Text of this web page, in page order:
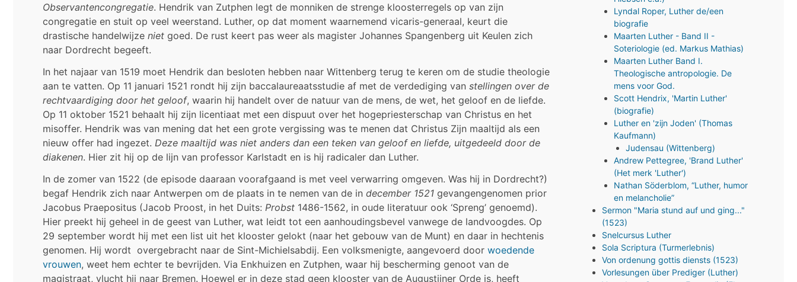
Observantencongregatie. Hendrik van Zutphen legt de monniken de strenge kloosterregels op van zijn
congregatie en stuit op veel weerstand. Luther, op dat moment waarnemend vicaris-generaal, keurt die
drastische handelwijze niet goed. De rust keert pas weer als magister Johannes Spangenberg uit Keulen zich
naar Dordrecht begeeft.
In het najaar van 1519 moet Hendrik dan besloten hebben naar Wittenberg terug te keren om de studie theologie
aan te vatten. Op 11 januari 1521 rondt hij zijn baccalaureaatsstudie af met de verdediging van stellingen over de
rechtvaardiging door het geloof, waarin hij handelt over de natuur van de mens, de wet, het geloof en de liefde.
Op 11 oktober 1521 behaalt hij zijn licentiaat met een dispuut over het hogepriesterschap van Christus en het
misoffer. Hendrik was van mening dat het een grote vergissing was te menen dat Christus Zijn maaltijd als een
nieuw offer had ingezet. Deze maaltijd was niet anders dan een teken van geloof en liefde, uitgedeeld door de
diakenen. Hier zit hij op de lijn van professor Karlstadt en is hij radicaler dan Luther.
In de zomer van 1522 (de episode daaraan voorafgaand is met veel verwarring omgeven. Was hij in Dordrecht?)
begaf Hendrik zich naar Antwerpen om de plaats in te nemen van de in december 1521 gevangengenomen prior
Jacobus Praepositus (Jacob Proost, in het Duits: Probst 1486-1562, in oude literatuur ook ‘Spreng’ genoemd).
Hier preekt hij geheel in de geest van Luther, wat leidt tot een aanhoudingsbevel vanwege de landvoogdes. Op
29 september wordt hij met een list uit het klooster gelokt (naar het gebouw van de Munt) en daar in hechtenis
genomen. Hij wordt overgebracht naar de Sint-Michielsabdij. Een volksmenigte, aangevoerd door woedende
vrouwen, weet hem echter te bevrijden. Via Enkhuizen en Zutphen, waar hij bescherming genoot van de
magistraat, vlucht hij naar Bremen. Hoewel er in deze stad geen klooster van de Augustijner Orde is, heeft
Lyndal Roper, Luther de/een
biografie
Maarten Luther - Band II -
Soteriologie (ed. Markus Mathias)
Maarten Luther Band I.
Theologische antropologie. De
mens voor God.
Scott Hendrix, 'Martin Luther'
(biografie)
Luther en 'zijn Joden' (Thomas
Kaufmann)
Judensau (Wittenberg)
Andrew Pettegree, 'Brand Luther'
(Het merk 'Luther')
Nathan Söderblom, “Luther, humor
en melancholie”
Sermon "Maria stund auf und ging..."
(1523)
Snelcursus Luther
Sola Scriptura (Turmerlebnis)
Von ordenung gottis diensts (1523)
Vorlesungen über Prediger (Luther)